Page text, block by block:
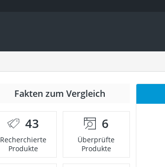
Fakten zum Vergleich
43
Recherchierte
Produkte
6
Überprüfte
Produkte